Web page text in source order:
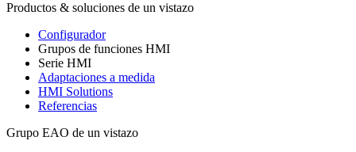
Productos & soluciones de un vistazo
Configurador
Grupos de funciones HMI
Serie HMI
Adaptaciones a medida
HMI Solutions
Referencias
Grupo EAO de un vistazo